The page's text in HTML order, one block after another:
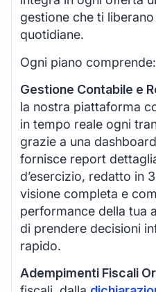
gestione che ti
quotidiane.
Ogni piano comprende:
Gestione Contabile e
la nostra piattaforma
in tempo reale ogni
grazie a una
fornisce report
d’esercizio, redatto in
visione completa e
performance della tua
di prendere decisioni
rapido.
Adempimenti Fiscali